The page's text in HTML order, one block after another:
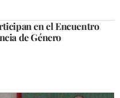
en el Encuentro
de Género